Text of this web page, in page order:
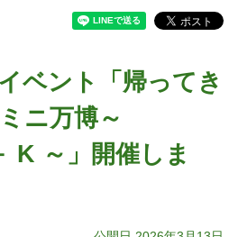
ベント「帰ってき
ニ万博～
K ～」開催しま